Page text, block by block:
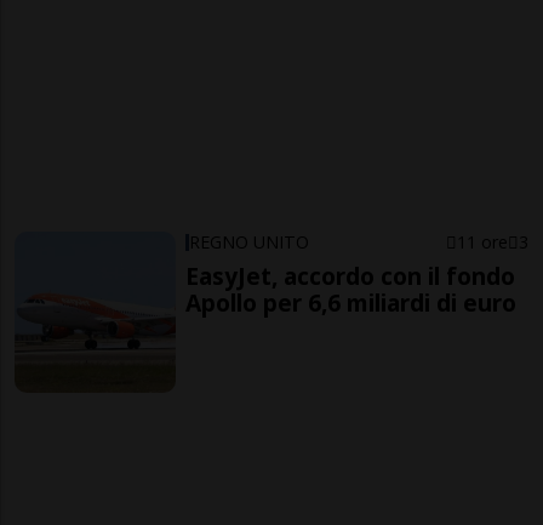
REGNO UNITO 11 ore 3
EasyJet, accordo con il fondo
Apollo per 6,6 miliardi di euro